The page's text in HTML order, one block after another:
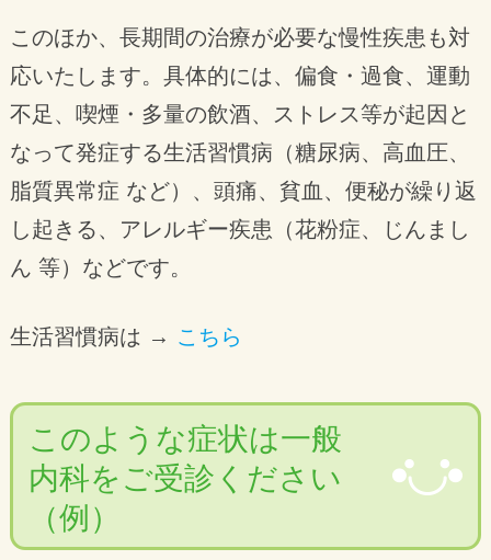
このほか、長期間の治療が必要な慢性疾患も対
応いたします。具体的には、偏食・過食、運動
不足、喫煙・多量の飲酒、ストレス等が起因と
なって発症する生活習慣病（糖尿病、高血圧、
脂質異常症 など）、頭痛、貧血、便秘が繰り返
し起きる、アレルギー疾患（花粉症、じんまし
ん 等）などです。
生活習慣病は → こちら
このような症状は一般
内科をご受診ください
（例）